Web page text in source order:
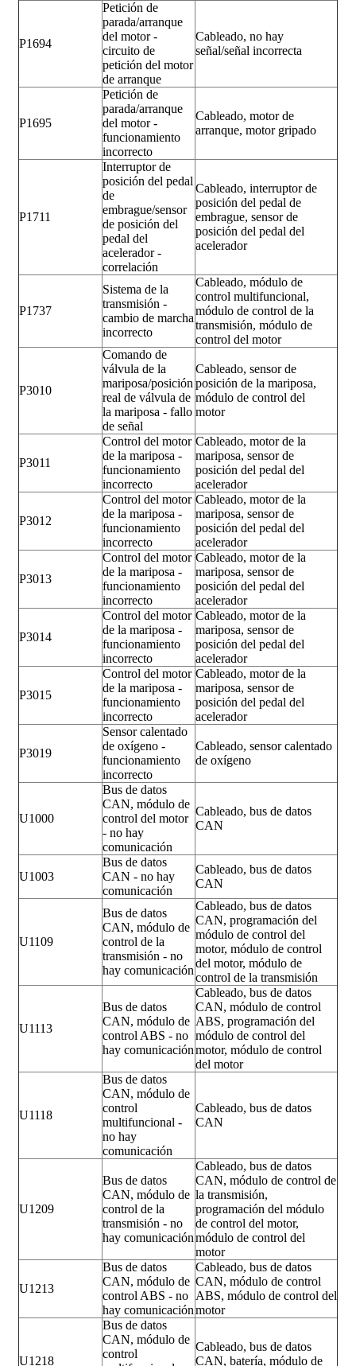
P1694
Petición de
parada/arranque
del motor -
circuito de
petición del motor
de arranque
Cableado, no hay
señal/señal incorrecta
P1695
Petición de
parada/arranque
del motor -
funcionamiento
incorrecto
Cableado, motor de
arranque, motor gripado
P1711
Interruptor de
posición del pedal
de
embrague/sensor
de posición del
pedal del
acelerador -
correlación
Cableado, interruptor de
posición del pedal de
embrague, sensor de
posición del pedal del
acelerador
P1737
Sistema de la
transmisión -
cambio de marcha
incorrecto
Cableado, módulo de
control multifuncional,
módulo de control de la
transmisión, módulo de
control del motor
P3010
Comando de
válvula de la
mariposa/posición
real de válvula de
la mariposa - fallo
de señal
Cableado, sensor de
posición de la mariposa,
módulo de control del
motor
P3011
Control del motor
de la mariposa -
funcionamiento
incorrecto
Cableado, motor de la
mariposa, sensor de
posición del pedal del
acelerador
P3012
Control del motor
de la mariposa -
funcionamiento
incorrecto
Cableado, motor de la
mariposa, sensor de
posición del pedal del
acelerador
P3013
Control del motor
de la mariposa -
funcionamiento
incorrecto
Cableado, motor de la
mariposa, sensor de
posición del pedal del
acelerador
P3014
Control del motor
de la mariposa -
funcionamiento
incorrecto
Cableado, motor de la
mariposa, sensor de
posición del pedal del
acelerador
P3015
Control del motor
de la mariposa -
funcionamiento
incorrecto
Cableado, motor de la
mariposa, sensor de
posición del pedal del
acelerador
P3019
Sensor calentado
de oxígeno -
funcionamiento
incorrecto
Cableado, sensor calentado
de oxígeno
U1000
Bus de datos
CAN, módulo de
control del motor
- no hay
comunicación
Cableado, bus de datos
CAN
U1003
Bus de datos
CAN - no hay
comunicación
Cableado, bus de datos
CAN
U1109
Bus de datos
CAN, módulo de
control de la
transmisión - no
hay comunicación
Cableado, bus de datos
CAN, programación del
módulo de control del
motor, módulo de control
del motor, módulo de
control de la transmisión
U1113
Bus de datos
CAN, módulo de
control ABS - no
hay comunicación
Cableado, bus de datos
CAN, módulo de control
ABS, programación del
módulo de control del
motor, módulo de control
del motor
U1118
Bus de datos
CAN, módulo de
control
multifuncional -
no hay
comunicación
Cableado, bus de datos
CAN
U1209
Bus de datos
CAN, módulo de
control de la
transmisión - no
hay comunicación
Cableado, bus de datos
CAN, módulo de control de
la transmisión,
programación del módulo
de control del motor,
módulo de control del
motor
U1213
Bus de datos
CAN, módulo de
control ABS - no
hay comunicación
Cableado, bus de datos
CAN, módulo de control
ABS, módulo de control del
motor
U1218
Bus de datos
CAN, módulo de
control
Cableado, bus de datos
CAN, batería, módulo de